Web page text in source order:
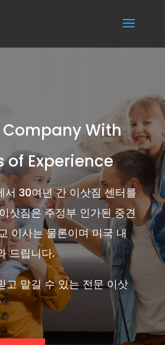
With
of Experience
서 30여년 간 이삿짐 센터를
삿짐은 주정부 인가된 중견
이사는 물론이며 미국 내
드립니다.
고 맡길 수 있는 전문 이삿